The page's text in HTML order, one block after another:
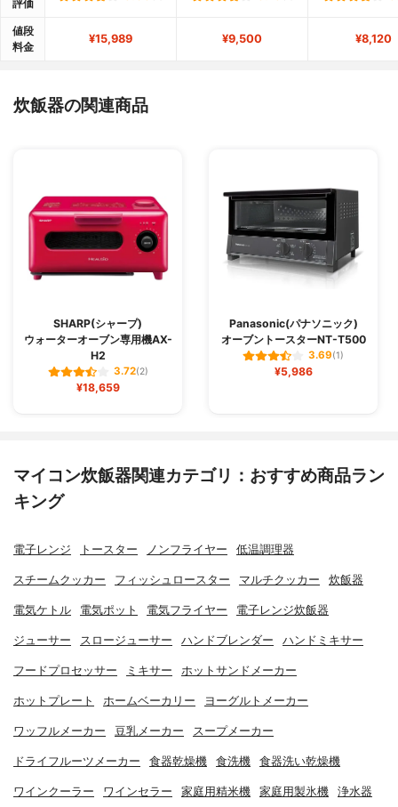
評価
値段
料金
¥15,989 ¥9,500 ¥8,120
炊飯器の関連商品
SHARP(シャープ)
ウォーターオーブン専用機AX-
H2
3.72(2)
¥18,659
Panasonic(パナソニック)
オーブントースターNT-T500
3.69(1)
¥5,986
マイコン炊飯器関連カテゴリ：おすすめ商品ラン
キング
電子レンジ トースター ノンフライヤー 低温調理器
スチームクッカー フィッシュロースター マルチクッカー 炊飯器
電気ケトル 電気ポット 電気フライヤー 電子レンジ炊飯器
ジューサー スロージューサー ハンドブレンダー ハンドミキサー
フードプロセッサー ミキサー ホットサンドメーカー
ホットプレート ホームベーカリー ヨーグルトメーカー
ワッフルメーカー 豆乳メーカー スープメーカー
ドライフルーツメーカー 食器乾燥機 食洗機 食器洗い乾燥機
ワインクーラー ワインセラー 家庭用精米機 家庭用製氷機 浄水器